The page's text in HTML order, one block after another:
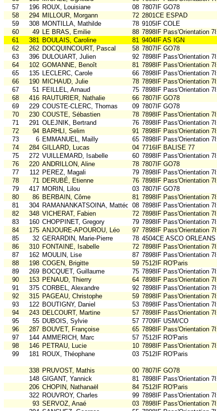
57
196 ROUX, Louisiane 08 7807IF GO78
58
294 MILLOUR, Morgann 72 2801CE ESPAD
59
308 MONTILLA, Mathilde 78 9105IF COLE
60
49 LE BRAS, Emilie 88 7898IF Pass'Orientation
61
381 BOULAIS, Caroline 81 9404IF AS IGN
62
262 DOCQUINCOURT, Pascal 58 7807IF GO78
63
396 DULOUART, Julien 92 7898IF Pass'Orientation
64
102 GOMANNE, Benoît 81 7898IF Pass'Orientation
65
135 LECLERC, Carole 66 7898IF Pass'Orientation
66
190 MICHAUD, Julie 78 7898IF Pass'Orientation
67
51 FEILLEL, Arnaud 75 7898IF Pass'Orientation
68
416 RAUTURIER, Nathalie 66 7807IF GO78
69
229 COUSTE-CLERC, Thomas 09 7807IF GO78
70
230 COUSTE, Sébastien 78 7898IF Pass'Orientation
71
291 OLEJNIK, Bertrand 76 7898IF Pass'Orientation
72
94 BARHLI, Selim 91 7898IF Pass'Orientation
73
6 EMMANUEL, Mailly 65 7898IF Pass'Orientation
74
284 GILLARD, Lucas 04 7716IF BALISE 77
75
272 VUILLEMARD, Isabelle 60 7898IF Pass'Orientation
76
220 ANDRILLON, Aline 78 7807IF GO78
77
112 PEREZ, Magali 79 7898IF Pass'Orientation
78
71 DERUBÉ, Etienne 76 7898IF Pass'Orientation
79
417 MORIN, Lilou 03 7807IF GO78
80
86 BERBAIN, Côme 81 7898IF Pass'Orientation
81
304 RAMANANKATSOINA, Mattéo 08 7898IF Pass'Orientation
82
348 VICHERAT, Fabien 72 7898IF Pass'Orientation
83
160 CHOPPINET, Gregory 79 7898IF Pass'Orientation
84
175 ANJOURE-APOUROU, Léo 97 7898IF Pass'Orientation
85
32 GERARDIN, Marie-Pierre 78 4504CE ASCO ORLEANS
86
310 FONTAINE, Isabelle 72 7898IF Pass'Orientation
87
162 MOULIN, Lise 87 7898IF Pass'Orientation
88
198 COGEN, Brigitte 59 7512IF RO'Paris
89
269 BOCQUET, Guillaume 75 7898IF Pass'Orientation
90
153 PENAUD, Thierry 64 7898IF Pass'Orientation
91
375 CORBEL, Alexandre 92 7898IF Pass'Orientation
92
315 PAGEAU, Christophe 59 7898IF Pass'Orientation
93
122 BOUTIGNY, Daniel 53 7898IF Pass'Orientation
94
243 DELCOURT, Martine 57 7898IF Pass'Orientation
95
55 DUBOIS, Sylvie 57 7709IF USM/CO
96
287 BOUVET, Françoise 65 7898IF Pass'Orientation
97
144 AMMERICH, Marc 57 7512IF RO'Paris
98
146 PETRAU, Lucie 10 7898IF Pass'Orientation
99
181 ROUX, Théophane 03 7512IF RO'Paris
338 PRUVOST, Mathis 00 7807IF GO78
148 GIGANT, Yannick 81 7898IF Pass'Orientation
206 CHOPIN, Nathanaël 84 7512IF RO'Paris
322 ROUVROY, Charles 99 7898IF Pass'Orientation
93 SERVOZ, Anaé 03 7898IF Pass'Orientation